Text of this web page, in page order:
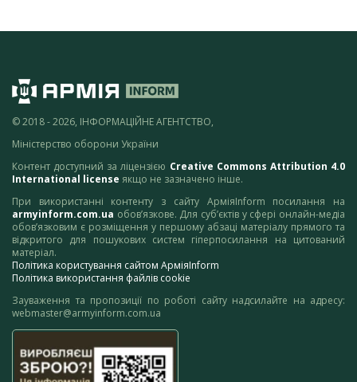
© 2018 - 2026, ІНФОРМАЦІЙНЕ АГЕНТСТВО,
Міністерство оборони України
Контент доступний за ліцензією Creative Commons Attribution 4.0
International license якщо не зазначено інше.
При використанні контенту з сайту АрміяInform посилання на
armyinform.com.ua обов’язкове. Для суб’єктів у сфері онлайн-медіа
обов’язковим є розміщення у першому абзаці матеріалу прямого та
відкритого для пошукових систем гіперпосилання на цитований
матеріал.
Політика користування сайтом АрміяInform
Політика використання файлів cookie
Зауваження та пропозиції по роботі сайту надсилайте на адресу:
webmaster@armyinform.com.ua